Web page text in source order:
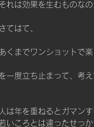
れは効果を生むものなの
さてはて、
くまでワンショットで
を一度立ち止まって、考
人は年を重ねるとガマン
いころとは違ったせっ